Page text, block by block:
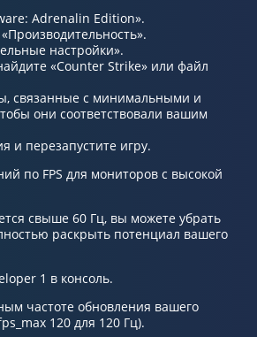
Adrenalin Edition».
настройки».
«Counter Strike» или файл
связанные с минимальными и
они соответствовали вашим
и перезапустите игру.
по FPS для мониторов с высокой
свыше 60 Гц, вы можете убрать
раскрыть потенциал вашего
1 в консоль.
частоте обновления вашего
120 для 120 Гц).